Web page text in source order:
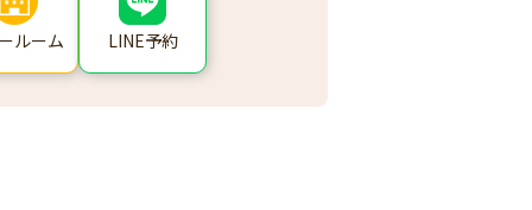
ルーム LINE予約